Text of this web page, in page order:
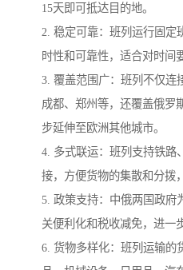
15天即可抵达目的地。
2. 稳定可靠：班列运行固定
时性和可靠性，适合对时间
3. 覆盖范围广：班列不仅连
成都、郑州等，还覆盖俄罗
步延伸至欧洲其他城市。
4. 多式联运：班列支持铁路
接，方便货物的集散和分拨
5. 政策支持：中俄两国政府
关便利化和税收减免，进一
6. 货物多样化：班列运输的